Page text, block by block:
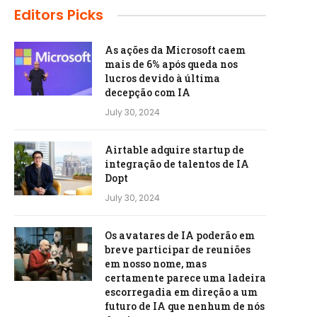
Editors Picks
As ações da Microsoft caem
mais de 6% após queda nos
lucros devido à última
decepção com IA
July 30, 2024
Airtable adquire startup de
integração de talentos de IA
Dopt
July 30, 2024
Os avatares de IA poderão em
breve participar de reuniões
em nosso nome, mas
certamente parece uma ladeira
escorregadia em direção a um
futuro de IA que nenhum de nós